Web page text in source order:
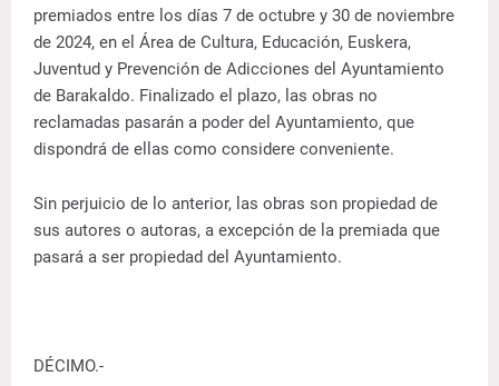
premiados entre los días 7 de octubre y 30 de noviembre
de 2024, en el Área de Cultura, Educación, Euskera,
Juventud y Prevención de Adicciones del Ayuntamiento
de Barakaldo. Finalizado el plazo, las obras no
reclamadas pasarán a poder del Ayuntamiento, que
dispondrá de ellas como considere conveniente.
Sin perjuicio de lo anterior, las obras son propiedad de
sus autores o autoras, a excepción de la premiada que
pasará a ser propiedad del Ayuntamiento.
DÉCIMO.-